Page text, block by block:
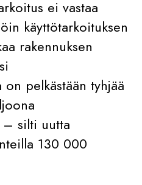
ei vastaa
käyttötarkoituksen
rakennuksen
pelkästään tyhjää
– silti uutta
130 000